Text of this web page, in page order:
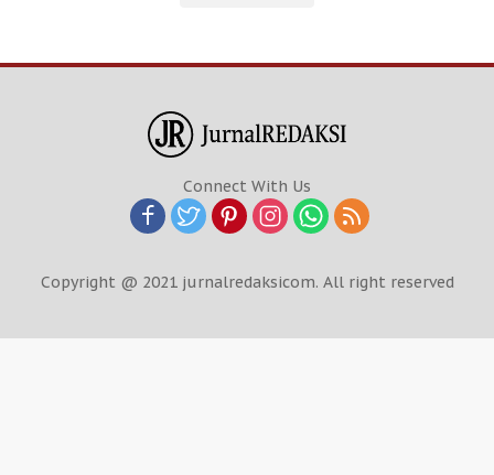
Connect With Us
Copyright @ 2021 jurnalredaksicom. All right reserved